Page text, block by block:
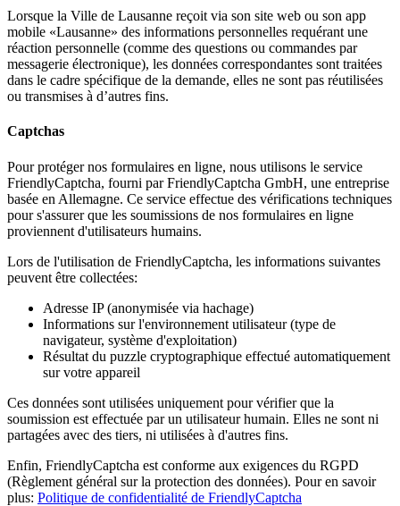
Lorsque la Ville de Lausanne reçoit via son site web ou son app
mobile «Lausanne» des informations personnelles requérant une
réaction personnelle (comme des questions ou commandes par
messagerie électronique), les données correspondantes sont traitées
dans le cadre spécifique de la demande, elles ne sont pas réutilisées
ou transmises à d’autres fins.
Captchas
Pour protéger nos formulaires en ligne, nous utilisons le service
FriendlyCaptcha, fourni par FriendlyCaptcha GmbH, une entreprise
basée en Allemagne. Ce service effectue des vérifications techniques
pour s'assurer que les soumissions de nos formulaires en ligne
proviennent d'utilisateurs humains.
Lors de l'utilisation de FriendlyCaptcha, les informations suivantes
peuvent être collectées:
Adresse IP (anonymisée via hachage)
Informations sur l'environnement utilisateur (type de
navigateur, système d'exploitation)
Résultat du puzzle cryptographique effectué automatiquement
sur votre appareil
Ces données sont utilisées uniquement pour vérifier que la
soumission est effectuée par un utilisateur humain. Elles ne sont ni
partagées avec des tiers, ni utilisées à d'autres fins.
Enfin, FriendlyCaptcha est conforme aux exigences du RGPD
(Règlement général sur la protection des données). Pour en savoir
plus: Politique de confidentialité de FriendlyCaptcha